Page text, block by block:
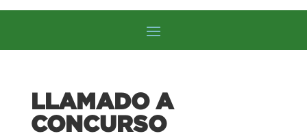
LLAMADO A
CONCURSO